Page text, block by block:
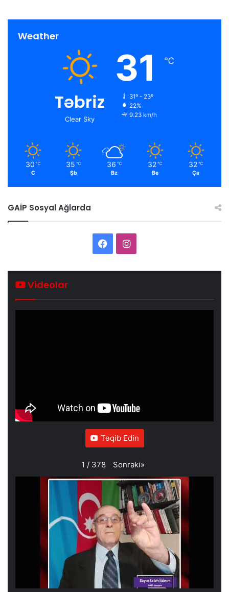
Weather
Təbriz
Clear Sky
31 ℃
31º - 23º
22%
9.23 km/h
30 ℃
C
35 ℃
Şb
36 ℃
Bz
32 ℃
Be
32 ℃
Ça
GAİP Sosyal Ağlarda
FacebookInstagram
Videolar
Təqib Edin
1 / 378 Sonraki»